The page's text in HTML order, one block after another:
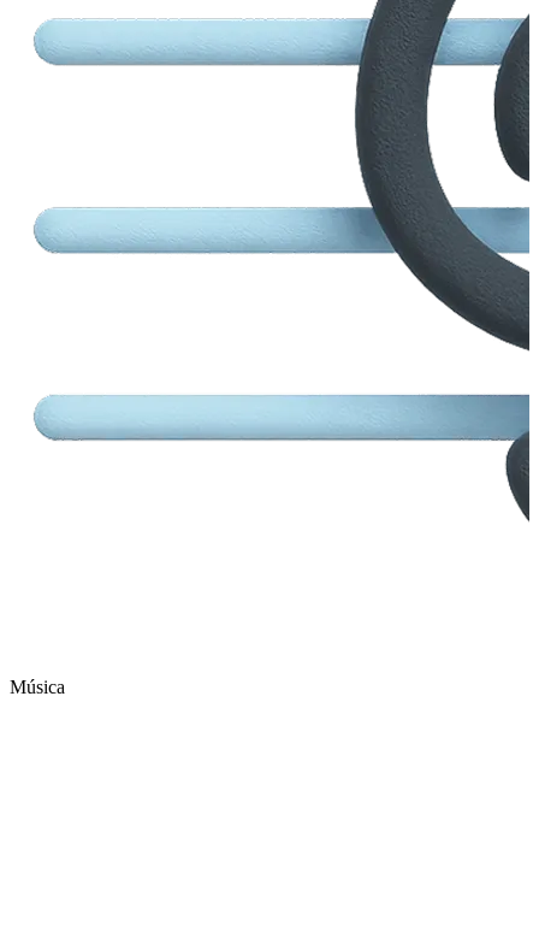
Música